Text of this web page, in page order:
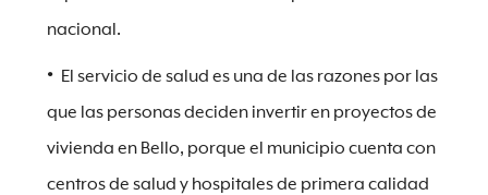
nacional.
El servicio de salud es una de las razones por las
que las personas deciden invertir en proyectos de
vivienda en Bello, porque el municipio cuenta con
centros de salud y hospitales de primera calidad